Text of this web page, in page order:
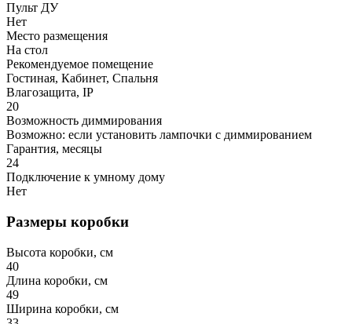
Пульт ДУ
Нет
Место размещения
На стол
Рекомендуемое помещение
Гостиная, Кабинет, Спальня
Влагозащита, IP
20
Возможность диммирования
Возможно: если установить лампочки с диммированием
Гарантия, месяцы
24
Подключение к умному дому
Нет
Размеры коробки
Высота коробки, см
40
Длина коробки, см
49
Ширина коробки, см